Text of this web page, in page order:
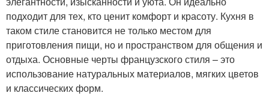
подходит для тех, кто ценит комфорт и красоту. Кухня в
таком стиле становится не только местом для
приготовления пищи, но и пространством для общения и
отдыха. Основные черты французского стиля – это
использование натуральных материалов, мягких цветов
и классических форм.